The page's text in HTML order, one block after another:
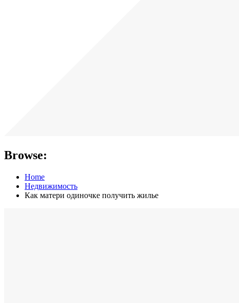
Browse:
Home
Недвижимость
Как матери одиночке получить жилье